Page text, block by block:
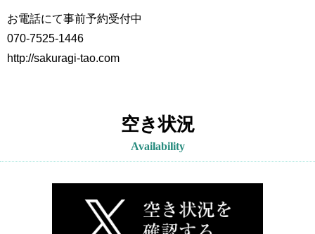
お電話にて事前予約受付中
070-7525-1446
http://sakuragi-tao.com
空き状況
Availability